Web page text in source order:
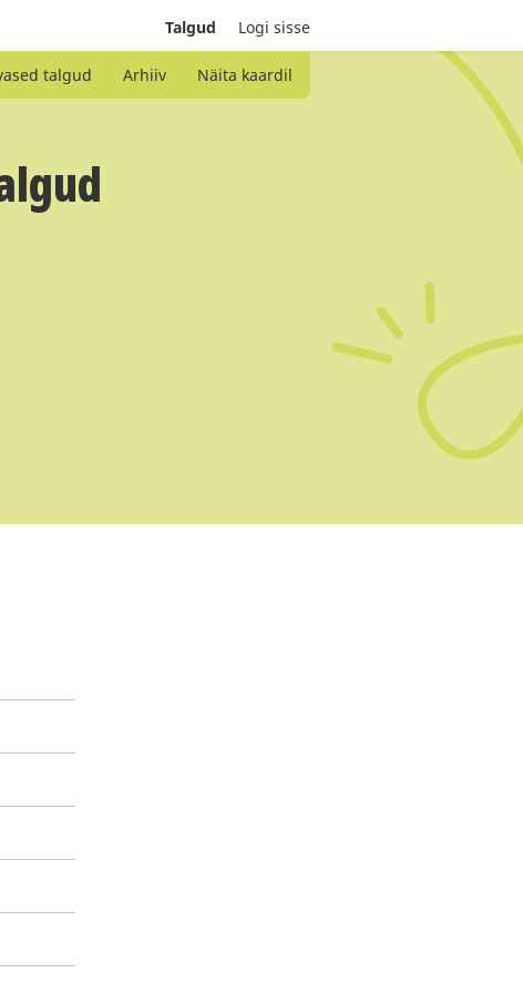
Talgud Logi sisse
talgud Arhiiv Näita kaardil